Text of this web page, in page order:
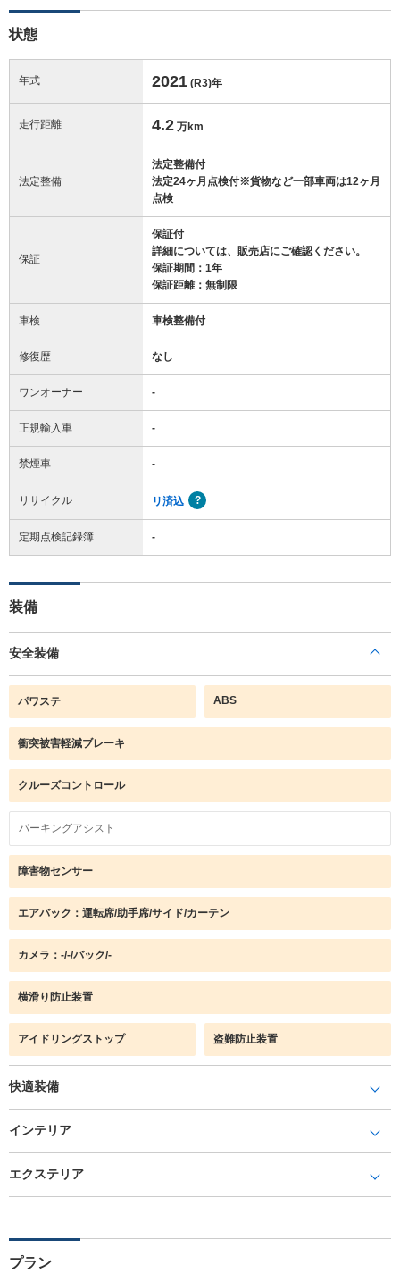
状態
年式 2021 (R3)年
走行距離 4.2 万km
法定整備
法定整備付
法定24ヶ月点検付※貨物など一部車両は12ヶ月
点検
保証
保証付
詳細については、販売店にご確認ください。
保証期間：1年
保証距離：無制限
車検 車検整備付
修復歴 なし
ワンオーナー -
正規輸入車 -
禁煙車 -
リサイクル リ済込
定期点検記録簿 -
装備
安全装備
パワステ ABS
衝突被害軽減ブレーキ
クルーズコントロール
パーキングアシスト
障害物センサー
エアバック：運転席/助手席/サイド/カーテン
カメラ：-/-/バック/-
横滑り防止装置
アイドリングストップ 盗難防止装置
快適装備
インテリア
エクステリア
プラン